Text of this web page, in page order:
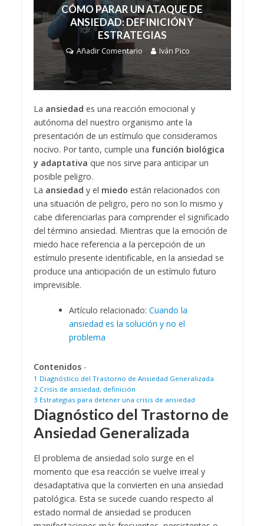
CÓMO PARAR UN ATAQUE DE
ANSIEDAD: DEFINICIÓN Y
ESTRATEGIAS
Añadir Comentario Iván Pico
La ansiedad es una reacción emocional y
autónoma del nuestro organismo ante la
presentación de un estímulo que consideramos
nocivo. Por tanto, cumple una función biológica
y adaptativa que nos sirve para anticipar un
posible peligro.
La ansiedad y el miedo están relacionados con
una situación de peligro, pero no son lo mismo y
cabe diferenciarlas para comprender el significado
del término ansiedad. Mientras que la emoción de
miedo hace referencia a la percepción de un
estímulo presente identificable, en la ansiedad se
produce una anticipación de un estímulo futuro
imprevisible.
Artículo relacionado: Cuando la
ansiedad es la solución y no el
problema
Contenidos -
1 Diagnóstico del Trastorno de Ansiedad Generalizada
2 Crisis de ansiedad, definición
3 Estrategias para detener una crisis de ansiedad
Diagnóstico del Trastorno de
Ansiedad Generalizada
El problema de ansiedad solo surge en el
momento que esa reacción se vuelve irreal y
desadaptativa que la convierten en una ansiedad
patológica. Esta se sucede cuando respecto al
estado normal de ansiedad se producen